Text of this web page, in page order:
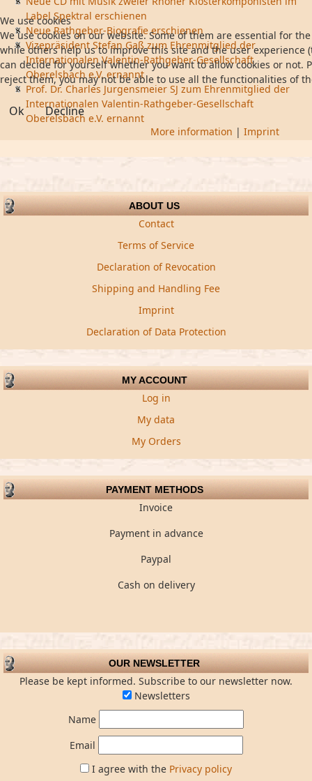
Label Spektral erschienen
Neue Rathgeber-Biografie erschienen
Vizepräsident Stefan Gaß zum Ehrenmitglied der
Internationalen Valentin-Rathgeber-Gesellschaft
Oberelsbach e.V. ernannt
Prof. Dr. Charles Jurgensmeier SJ zum Ehrenmitglied der
Internationalen Valentin-Rathgeber-Gesellschaft
Oberelsbach e.V. ernannt
ABOUT US
Contact
Terms of Service
Declaration of Revocation
Shipping and Handling Fee
Imprint
Declaration of Data Protection
MY ACCOUNT
Log in
My data
My Orders
PAYMENT METHODS
Invoice
Payment in advance
Paypal
Cash on delivery
OUR NEWSLETTER
Please be kept informed. Subscribe to our newsletter now.
Newsletters
Name
Email
I agree with the Privacy policy
We use cookies
We use cookies on our website. Some of them are essential for
while others help us to improve this site and the user experience
can decide for yourself whether you want to allow cookies or not.
reject them, you may not be able to use all the functionalities of
Ok Decline
More information | Imprint